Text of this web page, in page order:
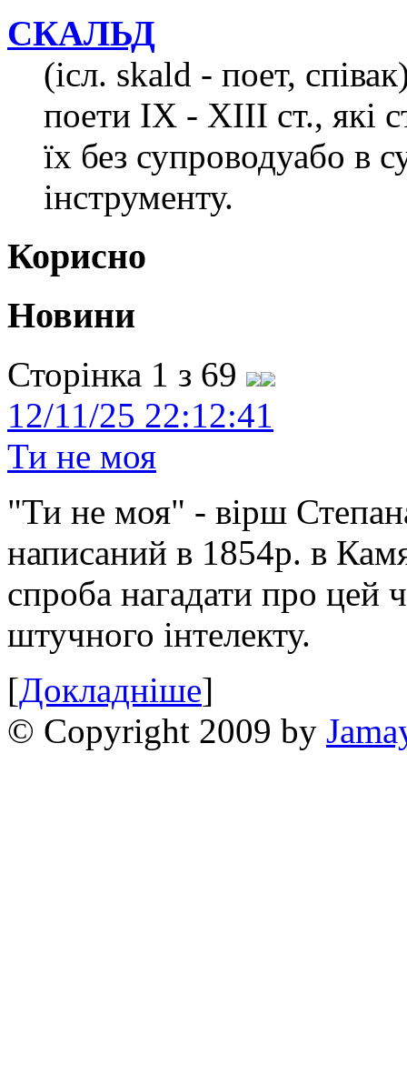
СКАЛЬД
(ісл. skald - поет,
поети ІХ - ХІІІ ст., які
їх без супроводуабо в
інструменту.
Корисно
Новини
Сторінка 1 з 69
12/11/25 22:12:41
Ти не моя
"Ти не моя" - вірш
написаний в 1854р. в
спроба нагадати про цей
штучного інтелекту.
[Докладніше]
© Copyright 2009 by